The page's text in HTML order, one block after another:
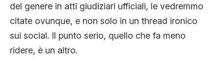
del genere in atti giudiziari ufficiali, le vedremmo
citate ovunque, e non solo in un thread ironico
sui social. Il punto serio, quello che fa meno
ridere, è un altro.